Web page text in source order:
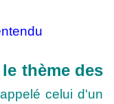
le thème des
celui d'un